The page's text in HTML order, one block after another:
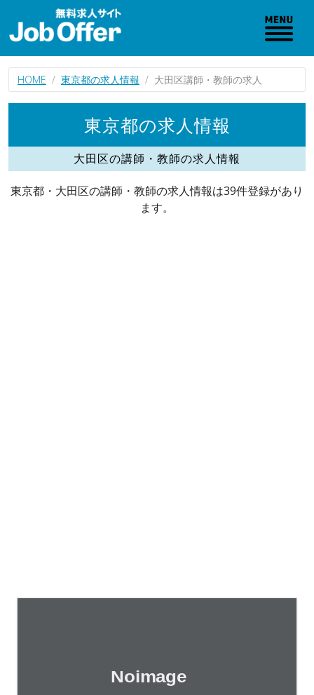
HOME 東京都の求人情報 大田区講師・教師の求人
東京都の求人情報
大田区の講師・教師の求人情報
東京都・大田区の講師・教師の求人情報は39件登録があり
ます。